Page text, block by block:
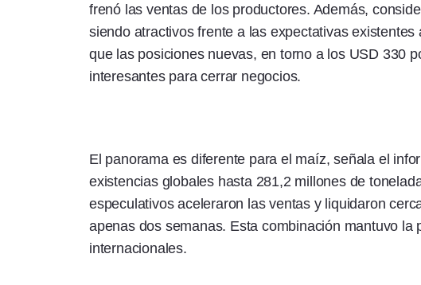
frenó las ventas de los productores. Además,
siendo atractivos frente a las expectativas
que las posiciones nuevas, en torno a los USD 330
interesantes para cerrar negocios.
El panorama es diferente para el maíz, señala el
existencias globales hasta 281,2 millones de
especulativos aceleraron las ventas y liquidaron
apenas dos semanas. Esta combinación mantuvo la
internacionales.